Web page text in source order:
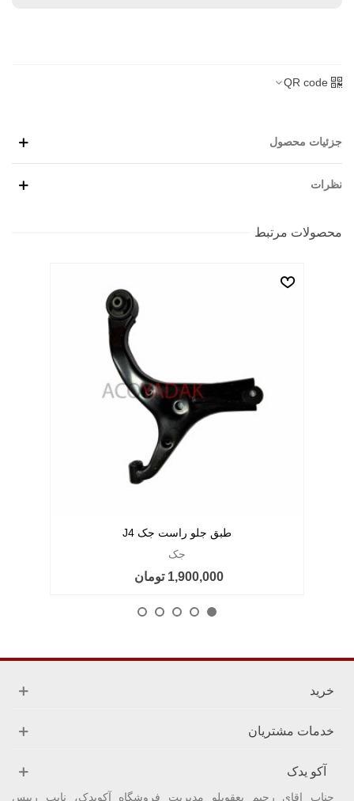
QR code
جزئیات محصول
نظرات
محصولات مرتبط
طبق جلو راست جک J4
جک
1,900,000 تومان
خرید
خدمات مشتریان
آکو یدک
جناب اقای رحیم یعقوبلو مدیریت فروشگاه آکویدک، نایب رییس